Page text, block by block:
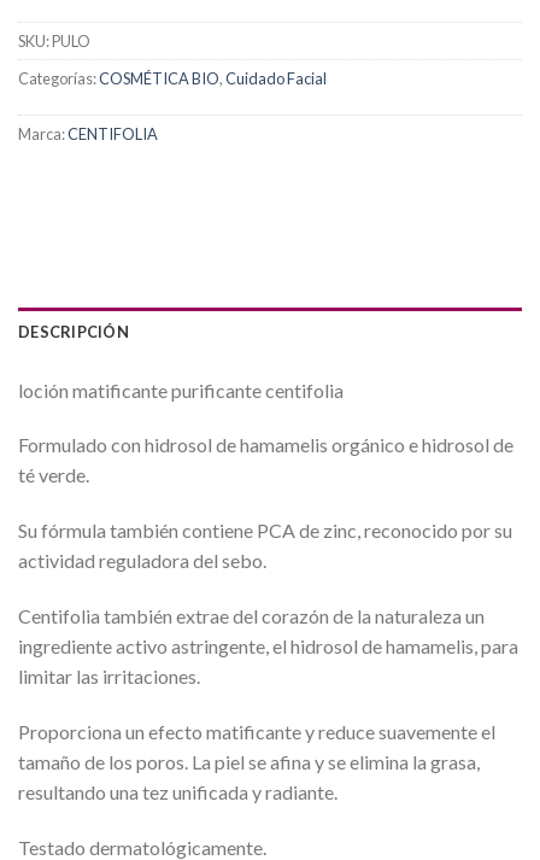
SKU:PULO
Categorías:COSMÉTICA BIO,Cuidado Facial
Marca:CENTIFOLIA
DESCRIPCIÓN
loción matificante purificante centifolia
Formulado con hidrosol de hamamelis orgánico e hidrosol de
té verde.
Su fórmula también contiene PCA de zinc, reconocido por su
actividad reguladora del sebo.
Centifolia también extrae del corazón de la naturaleza un
ingrediente activo astringente, el hidrosol de hamamelis, para
limitar las irritaciones.
Proporciona un efecto matificante y reduce suavemente el
tamaño de los poros. La piel se afina y se elimina la grasa,
resultando una tez unificada y radiante.
Testado dermatológicamente.